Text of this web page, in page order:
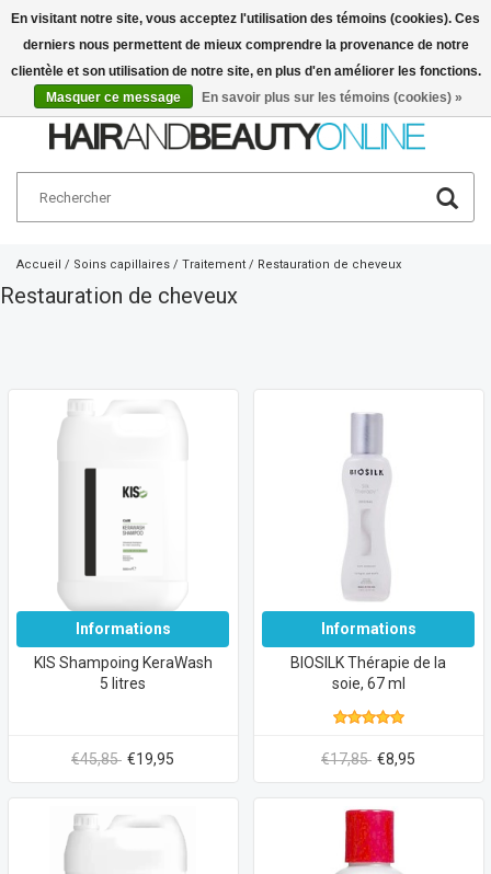
Français
Accueil / Soins capillaires / Traitement / Restauration de cheveux
Restauration de cheveux
Informations
KIS Shampoing KeraWash
5 litres
€45,85 €19,95
Informations
BIOSILK Thérapie de la
soie, 67 ml
€17,85 €8,95
En visitant notre site, vous acceptez l'utilisation des témoins (cookies). Ces
derniers nous permettent de mieux comprendre la provenance de notre
clientèle et son utilisation de notre site, en plus d'en améliorer les fonctions.
Masquer ce message
En savoir plus sur les témoins (cookies) »